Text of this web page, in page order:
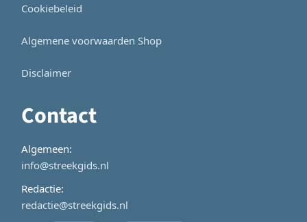
Cookiebeleid
Algemene voorwaarden Shop
Disclaimer
Contact
Algemeen:
info@streekgids.nl
Redactie:
redactie@streekgids.nl